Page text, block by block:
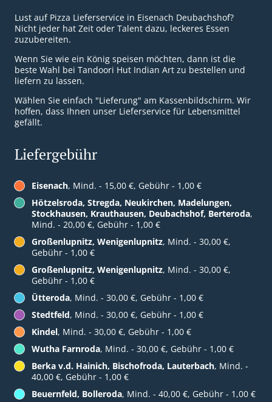
Lust auf Pizza Lieferservice in Eisenach Deubachshof?
Nicht jeder hat Zeit oder Talent dazu, leckeres Essen
zuzubereiten.
Wenn Sie wie ein König speisen möchten, dann ist die
beste Wahl bei Tandoori Hut Indian Art zu bestellen und
liefern zu lassen.
Wählen Sie einfach "Lieferung" am Kassenbildschirm. Wir
hoffen, dass Ihnen unser Lieferservice für Lebensmittel
gefällt.
Liefergebühr
Eisenach, Mind. - 15,00 €, Gebühr - 1,00 €
Hötzelsroda, Stregda, Neukirchen, Madelungen,
Stockhausen, Krauthausen, Deubachshof, Berteroda,
Mind. - 20,00 €, Gebühr - 1,00 €
Großenlupnitz, Wenigenlupnitz, Mind. - 30,00 €,
Gebühr - 1,00 €
Großenlupnitz, Wenigenlupnitz, Mind. - 30,00 €,
Gebühr - 1,00 €
Ütteroda, Mind. - 30,00 €, Gebühr - 1,00 €
Stedtfeld, Mind. - 30,00 €, Gebühr - 1,00 €
Kindel, Mind. - 30,00 €, Gebühr - 1,00 €
Wutha Farnroda, Mind. - 30,00 €, Gebühr - 1,00 €
Berka v.d. Hainich, Bischofroda, Lauterbach, Mind. -
40,00 €, Gebühr - 1,00 €
Beuernfeld, Bolleroda, Mind. - 40,00 €, Gebühr - 1,00 €